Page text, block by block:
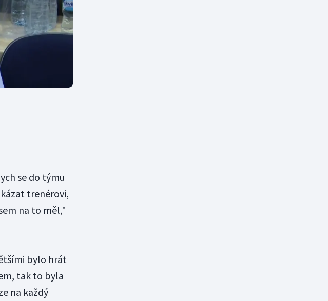
se do týmu
trenérovi,
na to měl,"
bylo hrát
tak to byla
na každý